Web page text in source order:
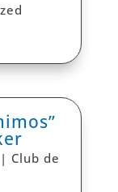
| Club de